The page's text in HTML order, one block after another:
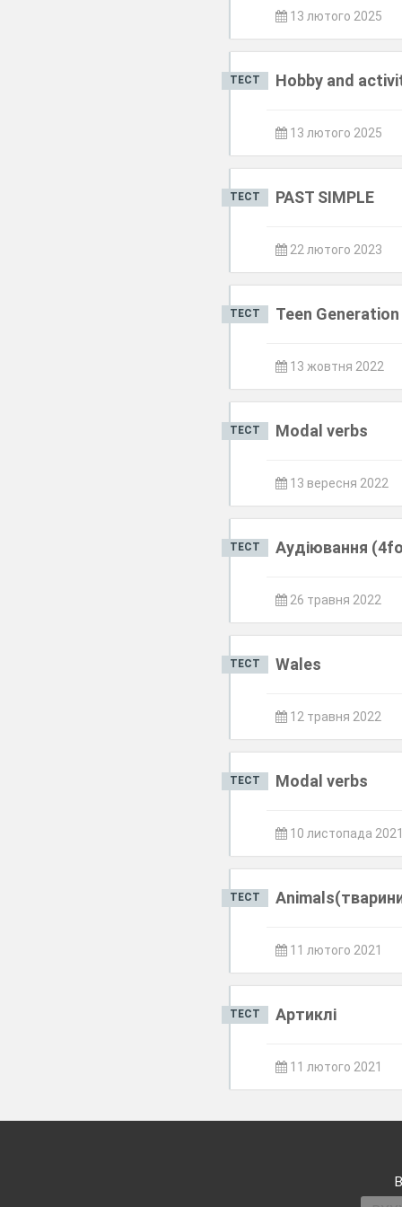
13 лютого 2025
ТЕСТ Hobby and
13 лютого 2025
ТЕСТ PAST SIMPLE
22 лютого 2023
ТЕСТ Teen Generation
13 жовтня 2022
ТЕСТ Modal verbs
13 вересня 2022
ТЕСТ Аудіювання
26 травня 2022
ТЕСТ Wales
12 травня 2022
ТЕСТ Modal verbs
10 листопада
ТЕСТ
11 лютого 2021
ТЕСТ Артиклі
11 лютого 2021